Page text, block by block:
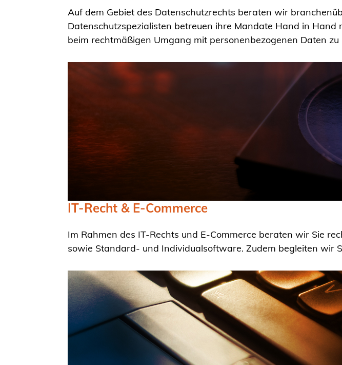
Auf dem Gebiet des Datenschutzrechts beraten wir
Datenschutzspezialisten betreuen ihre Mandate Hand in
beim rechtmäßigen Umgang mit personenbezogenen Daten zu
IT-Recht & E-Commerce
Im Rahmen des IT-Rechts und E-Commerce beraten wir Sie
sowie Standard- und Individualsoftware. Zudem begleiten wir